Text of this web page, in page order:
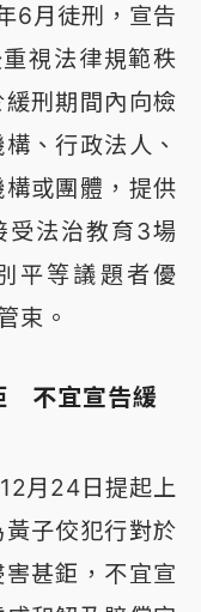
6月徒刑，宣告
視法律規範秩
刑期間內向檢
、行政法人、
或團體，提供
受法治教育3場
平等議題者優
束。
不宜宣告緩
月24日提起上
子佼犯行對於
甚鉅，不宜宣